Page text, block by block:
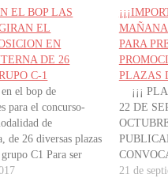
EL BOP LAS
EL
EN
DE 26
C-1
el bop de
para el concurso-
de
de 26 diversas plazas
C1 Para ser
selectivo las
PARA
PLAZAS
¡¡¡
22 DE
21 de